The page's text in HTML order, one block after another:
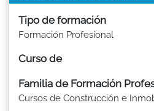
Tipo de formación
Formación Profesional
Curso de
Familia de Formación
Cursos de Construcción e